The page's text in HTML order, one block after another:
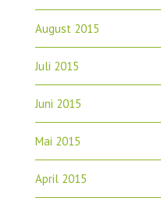
August 2015
Juli 2015
Juni 2015
Mai 2015
April 2015